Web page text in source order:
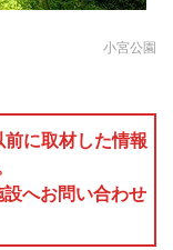
小宮公園
に取材した情報
へお問い合わせ